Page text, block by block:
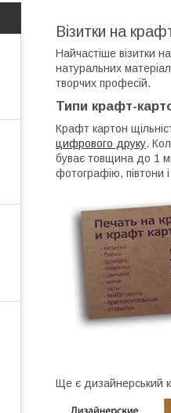
Візитки на
Найчастіше візитки
натуральних
творчих професій.
Типи крафт-
Крафт картон
цифрового друку.
буває товщина до 1
фотографію, півтони і
Ще є дизайнерський